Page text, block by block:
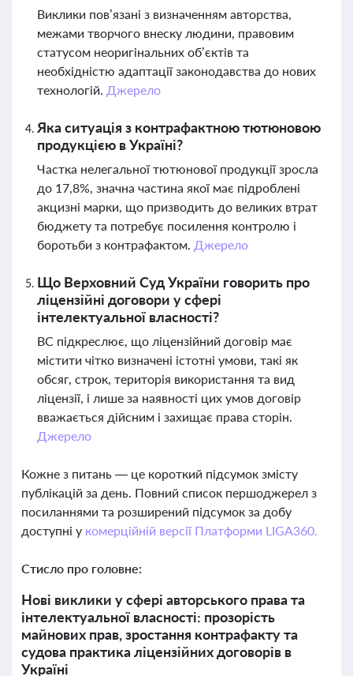
Виклики пов’язані з визначенням авторства,
межами творчого внеску людини, правовим
статусом неоригінальних об’єктів та
необхідністю адаптації законодавства до нових
технологій. Джерело
Яка ситуація з контрафактною тютюновою
продукцією в Україні?
Частка нелегальної тютюнової продукції зросла
до 17,8%, значна частина якої має підроблені
акцизні марки, що призводить до великих втрат
бюджету та потребує посилення контролю і
боротьби з контрафактом. Джерело
Що Верховний Суд України говорить про
ліцензійні договори у сфері
інтелектуальної власності?
ВС підкреслює, що ліцензійний договір має
містити чітко визначені істотні умови, такі як
обсяг, строк, територія використання та вид
ліцензії, і лише за наявності цих умов договір
вважається дійсним і захищає права сторін.
Джерело
Кожне з питань — це короткий підсумок змісту
публікацій за день. Повний список першоджерел з
посиланнями та розширений підсумок за добу
доступні у комерційній версії Платформи LIGA360.
Стисло про головне:
Нові виклики у сфері авторського права та
інтелектуальної власності: прозорість
майнових прав, зростання контрафакту та
судова практика ліцензійних договорів в
Україні